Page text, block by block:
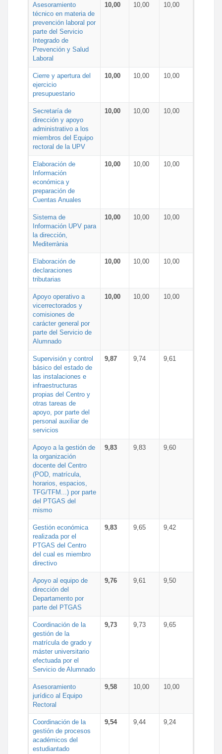
Asesoramiento
técnico en materia de
prevención laboral por
parte del Servicio
Integrado de
Prevención y Salud
Laboral
10,00 10,00 10,00
Cierre y apertura del
ejercicio
presupuestario
10,00 10,00 10,00
Secretaría de
dirección y apoyo
administrativo a los
miembros del Equipo
rectoral de la UPV
10,00 10,00 10,00
Elaboración de
Información
económica y
preparación de
Cuentas Anuales
10,00 10,00 10,00
Sistema de
Información UPV para
la dirección,
Mediterrània
10,00 10,00 10,00
Elaboración de
declaraciones
tributarias
10,00 10,00 10,00
Apoyo operativo a
vicerrectorados y
comisiones de
carácter general por
parte del Servicio de
Alumnado
10,00 10,00 10,00
Supervisión y control
básico del estado de
las instalaciones e
infraestructuras
propias del Centro y
otras tareas de
apoyo, por parte del
personal auxiliar de
servicios
9,87 9,74 9,61
Apoyo a la gestión de
la organización
docente del Centro
(POD, matrícula,
horarios, espacios,
TFG/TFM...) por parte
del PTGAS del
mismo
9,83 9,83 9,60
Gestión económica
realizada por el
PTGAS del Centro
del cual es miembro
directivo
9,83 9,65 9,42
Apoyo al equipo de
dirección del
Departamento por
parte del PTGAS
9,76 9,61 9,50
Coordinación de la
gestión de la
matrícula de grado y
máster universitario
efectuada por el
Servicio de Alumnado
9,73 9,73 9,65
Asesoramiento
jurídico al Equipo
Rectoral
9,58 10,00 10,00
Coordinación de la
gestión de procesos
académicos del
estudiantado
9,54 9,44 9,24